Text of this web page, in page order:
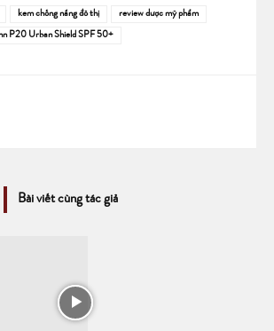
kem chống nắng đô thị review dược mỹ phẩm
P20 Urban Shield SPF 50+
Bài viết cùng tác giả